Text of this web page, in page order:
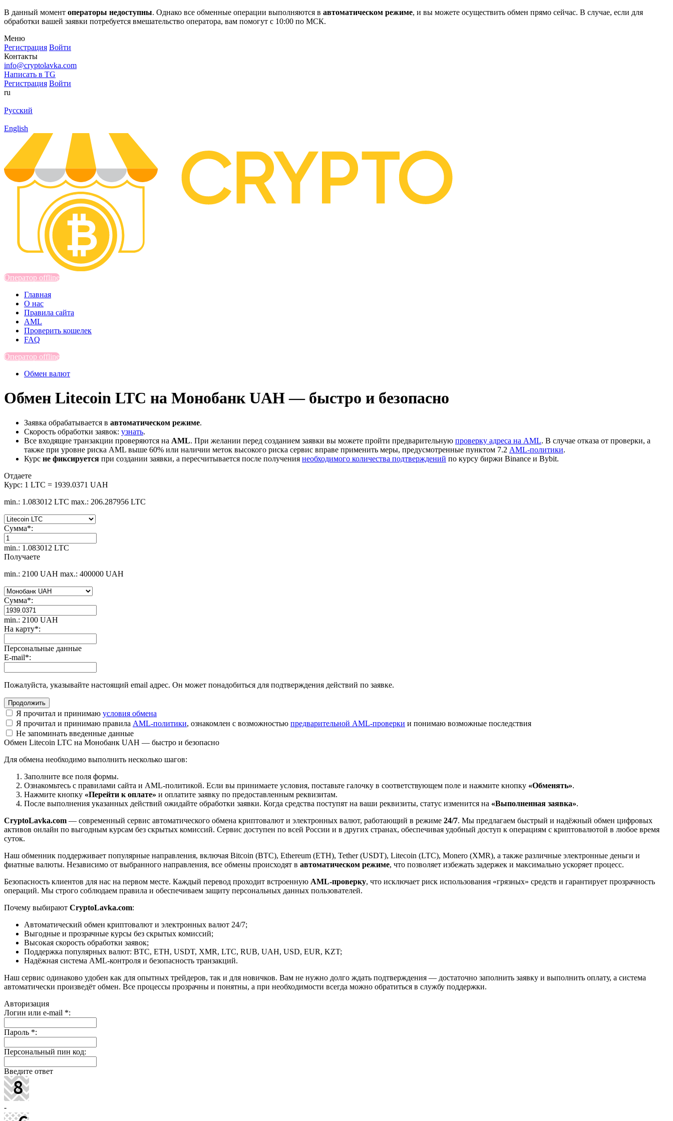
В данный момент операторы недоступны. Однако все обменные операции выполняются в автоматическом режиме, и вы можете осуществить обмен прямо сейчас. В случае, если для
обработки вашей заявки потребуется вмешательство оператора, вам помогут с 10:00 по МСК.
Меню
Регистрация Войти
Контакты
info@cryptolavka.com
Написать в TG
Регистрация Войти
ru
Русский
English
Оператор offline
Главная
О нас
Правила сайта
AML
Проверить кошелек
FAQ
Оператор offline
Обмен валют
Обмен Litecoin LTC на Монобанк UAH — быстро и безопасно
Заявка обрабатывается в автоматическом режиме.
Скорость обработки заявок: узнать.
Все входящие транзакции проверяются на AML. При желании перед созданием заявки вы можете пройти предварительную проверку адреса на AML. В случае отказа от проверки, а
также при уровне риска AML выше 60% или наличии меток высокого риска сервис вправе применить меры, предусмотренные пунктом 7.2 AML-политики.
Курс не фиксируется при создании заявки, а пересчитывается после получения необходимого количества подтверждений по курсу биржи Binance и Bybit.
Отдаете
Курс: 1 LTC = 1939.0371 UAH
min.: 1.083012 LTC max.: 206.287956 LTC
Сумма*:
min.: 1.083012 LTC
Получаете
min.: 2100 UAH max.: 400000 UAH
Сумма*:
min.: 2100 UAH
На карту*:
Персональные данные
E-mail*:
Пожалуйста, указывайте настоящий email адрес. Он может понадобиться для подтверждения действий по заявке.
Я прочитал и принимаю условия обмена
Я прочитал и принимаю правила AML-политики, ознакомлен с возможностью предварительной AML-проверки и понимаю возможные последствия
Не запоминать введенные данные
Обмен Litecoin LTC на Монобанк UAH — быстро и безопасно
Для обмена необходимо выполнить несколько шагов:
Заполните все поля формы.
Ознакомьтесь с правилами сайта и AML-политикой. Если вы принимаете условия, поставьте галочку в соответствующем поле и нажмите кнопку «Обменять».
Нажмите кнопку «Перейти к оплате» и оплатите заявку по предоставленным реквизитам.
После выполнения указанных действий ожидайте обработки заявки. Когда средства поступят на ваши реквизиты, статус изменится на «Выполненная заявка».
CryptoLavka.com — современный сервис автоматического обмена криптовалют и электронных валют, работающий в режиме 24/7. Мы предлагаем быстрый и надёжный обмен цифровых
активов онлайн по выгодным курсам без скрытых комиссий. Сервис доступен по всей России и в других странах, обеспечивая удобный доступ к операциям с криптовалютой в любое время
суток.
Наш обменник поддерживает популярные направления, включая Bitcoin (BTC), Ethereum (ETH), Tether (USDT), Litecoin (LTC), Monero (XMR), а также различные электронные деньги и
фиатные валюты. Независимо от выбранного направления, все обмены происходят в автоматическом режиме, что позволяет избежать задержек и максимально ускоряет процесс.
Безопасность клиентов для нас на первом месте. Каждый перевод проходит встроенную AML-проверку, что исключает риск использования «грязных» средств и гарантирует прозрачность
операций. Мы строго соблюдаем правила и обеспечиваем защиту персональных данных пользователей.
Почему выбирают CryptoLavka.com:
Автоматический обмен криптовалют и электронных валют 24/7;
Выгодные и прозрачные курсы без скрытых комиссий;
Высокая скорость обработки заявок;
Поддержка популярных валют: BTC, ETH, USDT, XMR, LTC, RUB, UAH, USD, EUR, KZT;
Надёжная система AML-контроля и безопасность транзакций.
Наш сервис одинаково удобен как для опытных трейдеров, так и для новичков. Вам не нужно долго ждать подтверждения — достаточно заполнить заявку и выполнить оплату, а система
автоматически произведёт обмен. Все процессы прозрачны и понятны, а при необходимости всегда можно обратиться в службу поддержки.
Авторизация
Логин или e-mail *:
Пароль *:
Персональный пин код:
Введите ответ
-